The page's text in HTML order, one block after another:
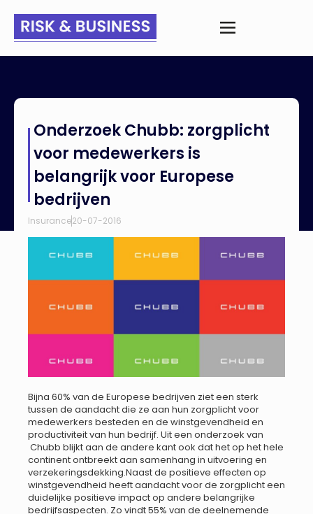
medewerkers is belangrijk voor Europese bedrijven
Onderzoek Chubb: zorgplicht
voor medewerkers is
belangrijk voor Europese
bedrijven
Insurance20-07-2016
Bijna 60% van de Europese bedrijven ziet een sterk
tussen de aandacht die ze aan hun zorgplicht voor
medewerkers besteden en de winstgevendheid en
productiviteit van hun bedrijf. Uit een onderzoek van
Chubb blijkt aan de andere kant ook dat het op het hele
continent ontbreekt aan samenhang in uitvoering en
verzekeringsdekking.Naast de positieve effecten op
winstgevendheid heeft aandacht voor de zorgplicht een
duidelijke positieve impact op andere belangrijke
bedrijfsaspecten. Zo vindt 55% van de deelnemende